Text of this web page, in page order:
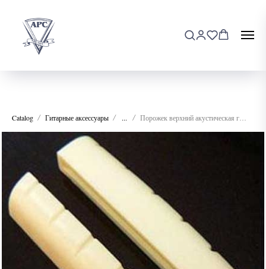
Catalog Гитарные аксессуары ...